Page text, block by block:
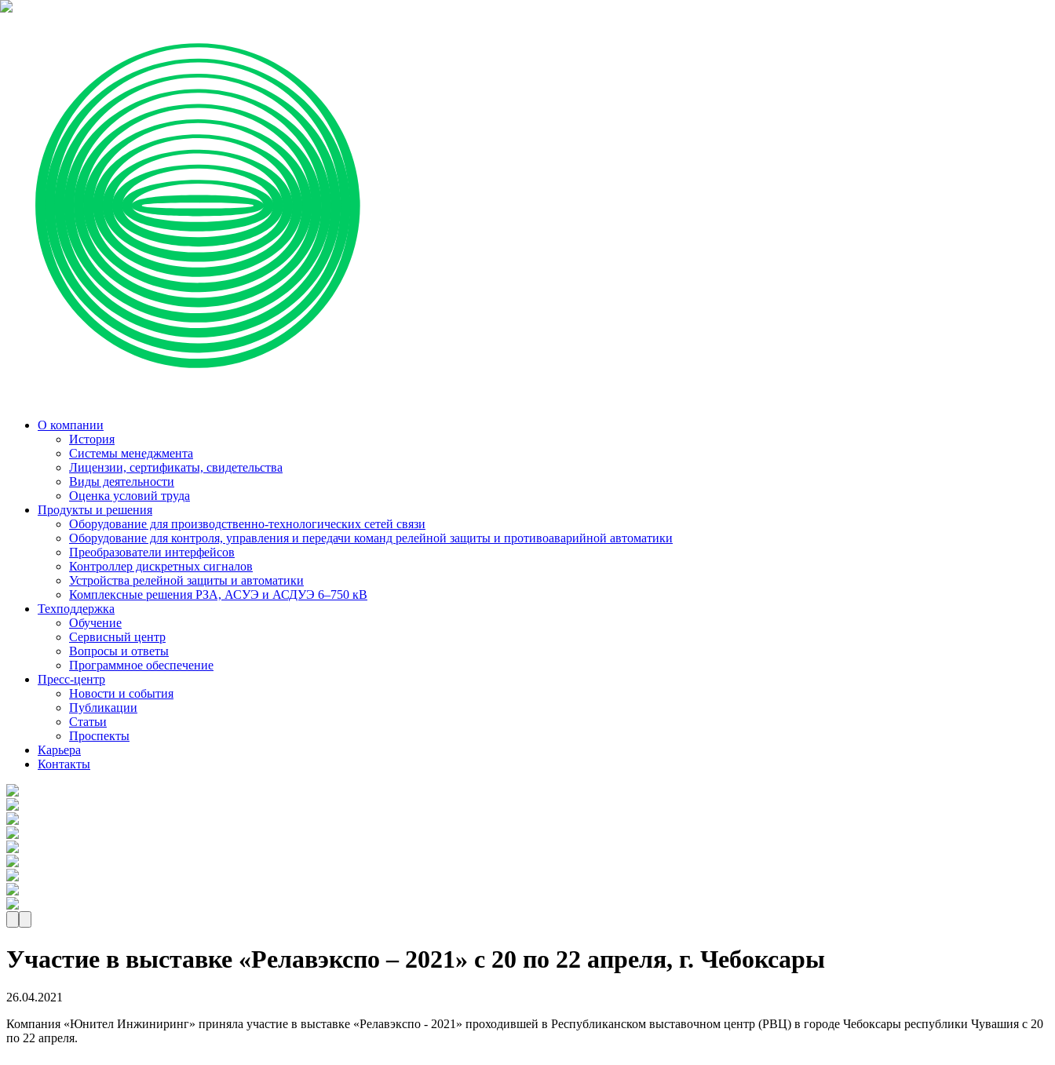
О компании
История
Системы менеджмента
Лицензии, сертификаты, свидетельства
Виды деятельности
Оценка условий труда
Продукты и решения
Оборудование для производственно-технологических сетей связи
Оборудование для контроля, управления и передачи команд релейной защиты и противоаварийной автоматики
Преобразователи интерфейсов
Контроллер дискретных сигналов
Устройства релейной защиты и автоматики
Комплексные решения РЗА, АСУЭ и АСДУЭ 6–750 кВ
Техподдержка
Обучение
Сервисный центр
Вопросы и ответы
Программное обеспечение
Пресс-центр
Новости и события
Публикации
Статьи
Проспекты
Карьера
Контакты
Участие в выставке «Релавэкспо – 2021» с 20 по 22 апреля, г. Чебоксары
26.04.2021
Компания «Юнител Инжиниринг» приняла участие в выставке «Релавэкспо - 2021» проходившей в Республиканском выставочном центр (РВЦ) в городе Чебоксары республики Чувашия с 20
по 22 апреля.